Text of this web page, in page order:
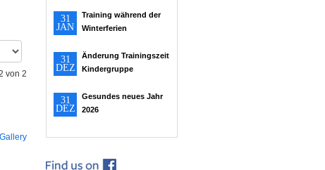
von 2
31
JAN
Training während der
Winterferien
31
DEZ
Änderung Trainingszeit
Kindergruppe
31
DEZ
Gesundes neues Jahr
2026